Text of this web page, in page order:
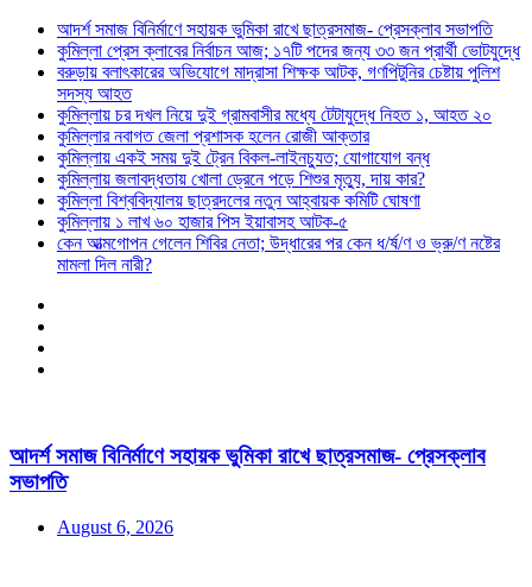
আদর্শ সমাজ বিনির্মাণে সহায়ক ভুমিকা রাখে ছাত্রসমাজ- প্রেসক্লাব সভাপতি
কুমিল্লা প্রেস ক্লাবের নির্বাচন আজ; ১৭টি পদের জন্য ৩৩ জন প্রার্থী ভোটযুদ্ধে
বরুড়ায় বলাৎকারের অভিযোগে মাদ্রাসা শিক্ষক আটক, গণপিটুনির চেষ্টায় পুলিশ
সদস্য আহত
কুমিল্লায় চর দখল নিয়ে দুই গ্রামবাসীর মধ্যে টেটাযুদ্ধে নিহত ১, আহত ২০
কুমিল্লার নবাগত জেলা প্রশাসক হলেন রোজী আক্তার
কুমিল্লায় একই সময় দুই ট্রেন বিকল-লাইনচ্যুত; যোগাযোগ বন্ধ
কুমিল্লায় জলাবদ্ধতায় খোলা ড্রেনে পড়ে শিশুর মৃত্যু, দায় কার?
কুমিল্লা বিশ্ববিদ্যালয় ছাত্রদলের নতুন আহ্বায়ক কমিটি ঘোষণা
কুমিল্লায় ১ লাখ ৬০ হাজার পিস ইয়াবাসহ আটক-৫
কেন আত্মগোপন গেলেন শিবির নেতা; উদ্ধারের পর কেন ধ/র্ষ/ণ ও ভ্রু/ণ নষ্টের
মামলা দিল নারী?
আদর্শ সমাজ বিনির্মাণে সহায়ক ভুমিকা রাখে ছাত্রসমাজ- প্রেসক্লাব
সভাপতি
August 6, 2026